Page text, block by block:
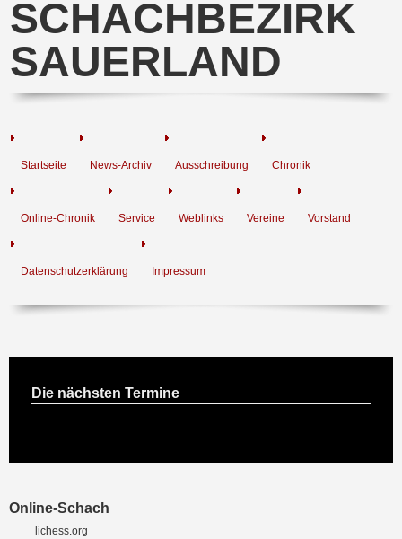
SCHACHBEZIRK
SAUERLAND
Startseite News-Archiv Ausschreibung Chronik
Online-Chronik Service Weblinks Vereine Vorstand
Datenschutzerklärung Impressum
Die nächsten Termine
Online-Schach
lichess.org